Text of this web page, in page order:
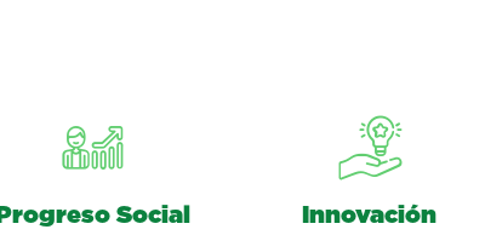
Progreso Social Innovación